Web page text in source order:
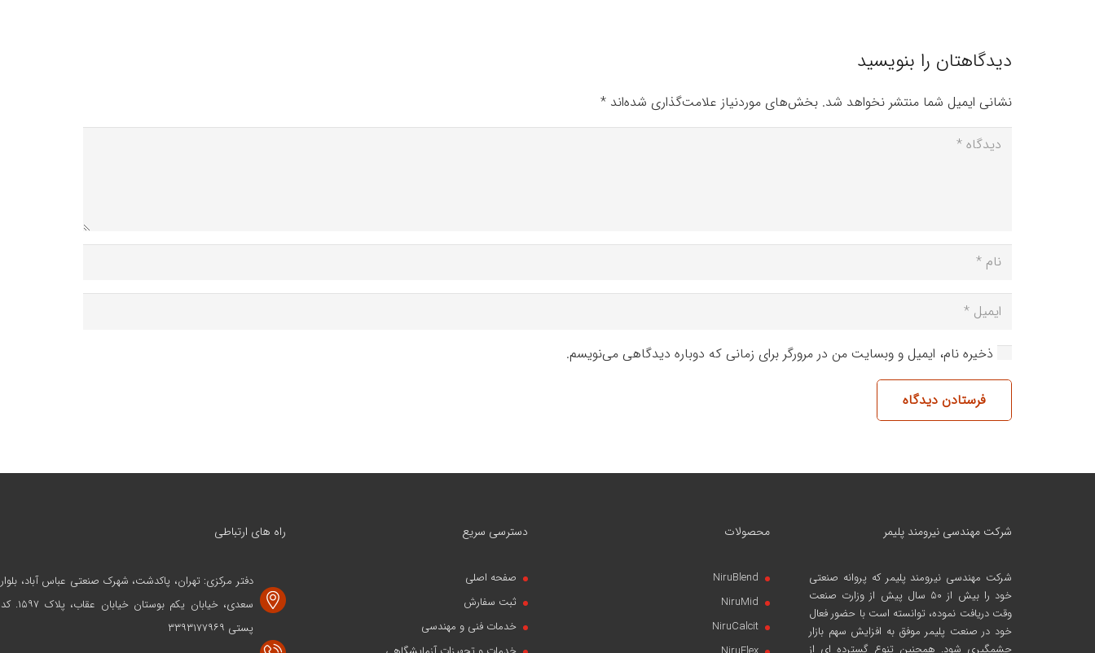
دیدگاهتان را بنویسید
نشانی ایمیل شما منتشر نخواهد شد. بخش‌های موردنیاز علامت‌گذاری شده‌اند *
ذخیره نام، ایمیل و وبسایت من در مرورگر برای زمانی که دوباره دیدگاهی می‌نویسم.
فرستادن دیدگاه
شرکت مهندسی نیرومند پلیمر
شرکت مهندسی نیرومند پلیمرکه پروانه صنعتی
خود را بیش از ۵۰ سال پیش از وزارت صنعت
وقت دریافت نموده، توانسته است با حضور فعال
خود در صنعت پلیمر موفق به افزایش سهم بازار
چشمگیری شود. همچنین تنوع گسترده ای از
محصولات
NiruBlend
NiruMid
NiruCalcit
دسترسی سریع
صفحه اصلی
ثبت سفارش
خدمات فنی و مهندسی
راه های ارتباطی
دفتر مرکزی: تهران، پاکدشت، شهرک صنعتی عباس آباد، بلوار
سعدی، خیابان یکم بوستان خیابان عقاب، پلاک ۱۵۹۷. کد
پستی ۳۳۹۳۱۷۷۹۶۹